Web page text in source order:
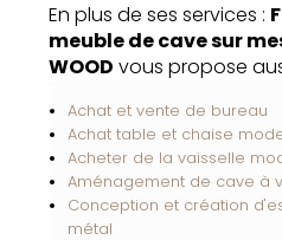
En plus de ses services :
meuble de cave sur
WOOD vous propose
Achat et vente de bureau
Achat table et chaise
Acheter de la vaisselle
Aménagement de cave à
Conception et création
métal